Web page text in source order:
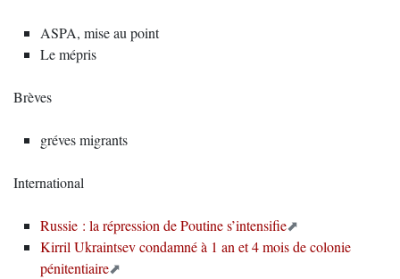
ASPA, mise au point
Le mépris
Brèves
gréves migrants
International
Russie : la répression de Poutine s’intensifie
Kirril Ukraintsev condamné à 1 an et 4 mois de colonie
pénitentiaire